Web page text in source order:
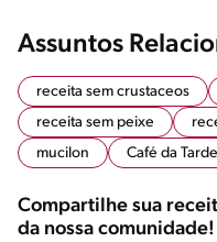
Assuntos
receita sem crustaceos
receita sem peixe
mucilon
Café da Tarde
Compartilhe sua
da nossa comunidade!